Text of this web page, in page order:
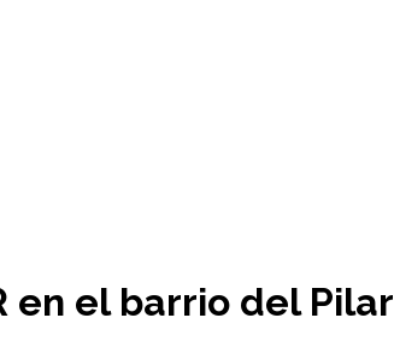
en el barrio del Pilar